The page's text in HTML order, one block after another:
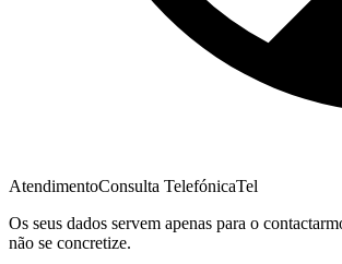
AtendimentoConsulta TelefónicaTel
Os seus dados servem apenas para o
não se concretize.